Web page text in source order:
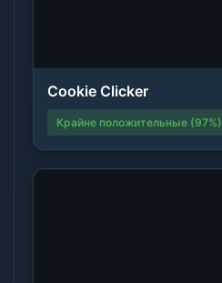
Cookie Clicker
Крайне положительные (97%)